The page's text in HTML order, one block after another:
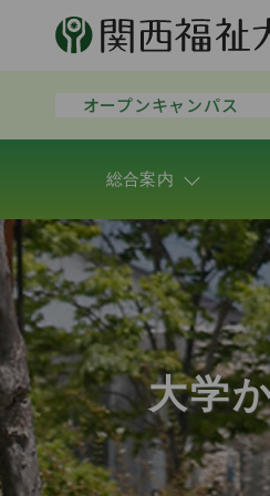
オープンキャンパス
総合案内
大学